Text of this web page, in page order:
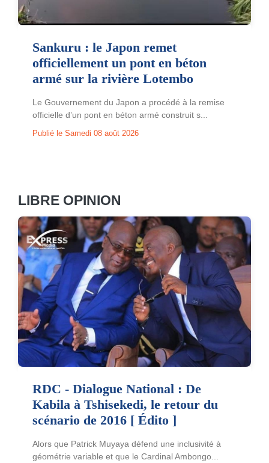
Sankuru : le Japon remet
officiellement un pont en béton
armé sur la rivière Lotembo
Le Gouvernement du Japon a procédé à la remise
officielle d’un pont en béton armé construit s...
Publié le Samedi 08 août 2026
LIBRE OPINION
RDC - Dialogue National : De
Kabila à Tshisekedi, le retour du
scénario de 2016 [ Édito ]
Alors que Patrick Muyaya défend une inclusivité à
géométrie variable et que le Cardinal Ambongo...